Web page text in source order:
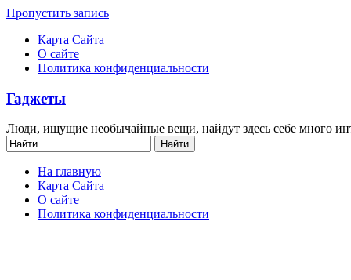
Пропустить запись
Карта Сайта
О сайте
Политика конфиденциальности
Гаджеты
Люди, ищущие необычайные вещи, найдут здесь себе много
На главную
Карта Сайта
О сайте
Политика конфиденциальности